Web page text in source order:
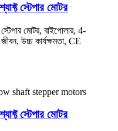
স্টেপার মোটর
মোটর, বাইপোলার, 4-
উচ্চ কার্যক্ষমতা, CE
স্টেপার মোটর